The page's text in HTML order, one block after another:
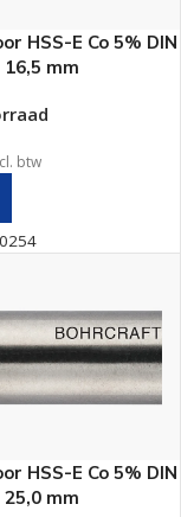
HSS-E Co 5% DIN
16,5 mm
btw
HSS-E Co 5% DIN
25,0 mm